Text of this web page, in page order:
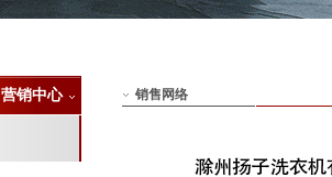
营销中心 销售网络